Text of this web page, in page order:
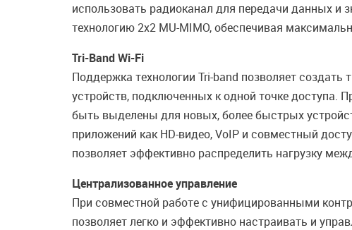
использовать радиоканал для передачи данных и
технологию 2x2 MU-MIMO, обеспечивая
Tri-Band Wi-Fi
Поддержка технологии Tri-band позволяет создать
устройств, подключенных к одной точке доступа.
быть выделены для новых, более быстрых
приложений как HD-видео, VoIP и совместный
позволяет эффективно распределить нагрузку
Централизованное управление
При совместной работе с унифицированными
позволяет легко и эффективно настраивать и